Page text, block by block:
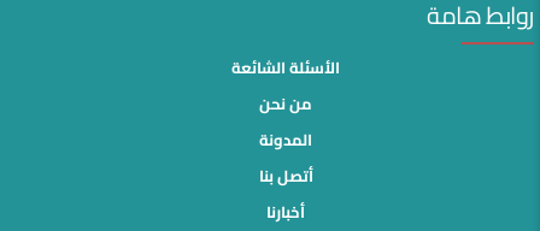
روابط هامة
الأسئلة الشائعة
من نحن
المدونة
أتصل بنا
أخبارنا